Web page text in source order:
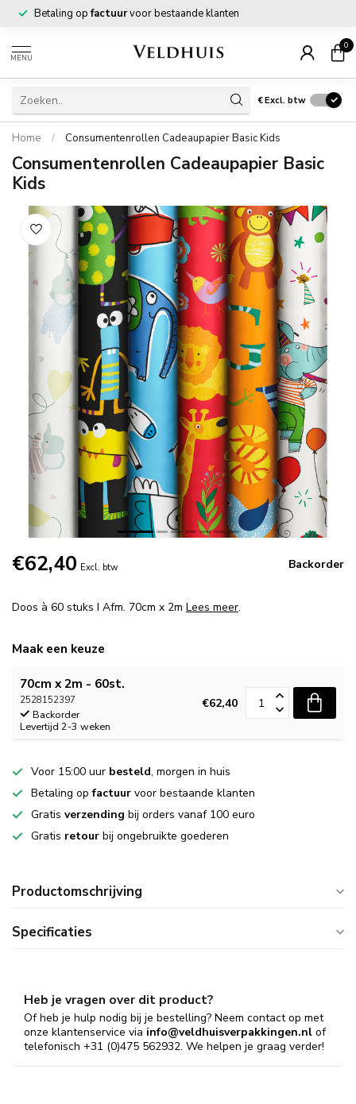
Betaling opfactuurvoor bestaande klanten
MENU
0
€Excl. btw
Home / Consumentenrollen Cadeaupapier Basic Kids
Consumentenrollen Cadeaupapier Basic
Kids
€62,40 Excl. btw Backorder
Doos à 60 stuks I Afm. 70cm x 2m Lees meer.
Maak een keuze
70cm x 2m - 60st.
2528152397
Backorder
Levertijd 2-3 weken
€62,40
Voor 15:00 uur besteld, morgen in huis
Betaling opfactuur voor bestaande klanten
Gratis verzending bij orders vanaf 100 euro
Gratis retour bij ongebruikte goederen
Productomschrijving
Specificaties
Heb je vragen over dit product?
Of heb je hulp nodig bij je bestelling? Neem contact op met
onze klantenservice via info@veldhuisverpakkingen.nl of
telefonisch +31 (0)475 562932. We helpen je graag verder!